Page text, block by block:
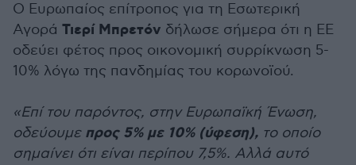
Ο Ευρωπαίος επίτροπος για τη Εσωτερική
Αγορά Τιερί Μπρετόν δήλωσε σήμερα ότι η ΕΕ
οδεύει φέτος προς οικονομική συρρίκνωση 5-
10% λόγω της πανδημίας του κορωνοϊού.
«Επί του παρόντος, στην Ευρωπαϊκή Ένωση,
οδεύουμε προς 5% με 10% (ύφεση), το οποίο
σημαίνει ότι είναι περίπου 7,5%. Αλλά αυτό